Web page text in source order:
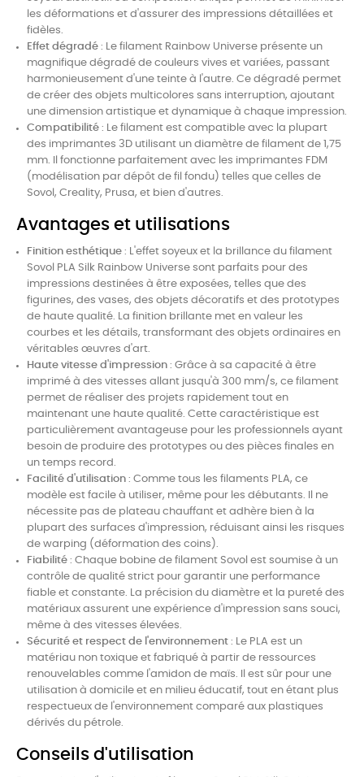
les déformations et d'assurer des impressions détaillées et
fidèles.
Effet dégradé : Le filament Rainbow Universe présente un
magnifique dégradé de couleurs vives et variées, passant
harmonieusement d'une teinte à l'autre. Ce dégradé permet
de créer des objets multicolores sans interruption, ajoutant
une dimension artistique et dynamique à chaque impression.
Compatibilité : Le filament est compatible avec la plupart
des imprimantes 3D utilisant un diamètre de filament de 1,75
mm. Il fonctionne parfaitement avec les imprimantes FDM
(modélisation par dépôt de fil fondu) telles que celles de
Sovol, Creality, Prusa, et bien d'autres.
Avantages et utilisations
Finition esthétique : L'effet soyeux et la brillance du filament
Sovol PLA Silk Rainbow Universe sont parfaits pour des
impressions destinées à être exposées, telles que des
figurines, des vases, des objets décoratifs et des prototypes
de haute qualité. La finition brillante met en valeur les
courbes et les détails, transformant des objets ordinaires en
véritables œuvres d'art.
Haute vitesse d'impression : Grâce à sa capacité à être
imprimé à des vitesses allant jusqu'à 300 mm/s, ce filament
permet de réaliser des projets rapidement tout en
maintenant une haute qualité. Cette caractéristique est
particulièrement avantageuse pour les professionnels ayant
besoin de produire des prototypes ou des pièces finales en
un temps record.
Facilité d'utilisation : Comme tous les filaments PLA, ce
modèle est facile à utiliser, même pour les débutants. Il ne
nécessite pas de plateau chauffant et adhère bien à la
plupart des surfaces d'impression, réduisant ainsi les risques
de warping (déformation des coins).
Fiabilité : Chaque bobine de filament Sovol est soumise à un
contrôle de qualité strict pour garantir une performance
fiable et constante. La précision du diamètre et la pureté des
matériaux assurent une expérience d'impression sans souci,
même à des vitesses élevées.
Sécurité et respect de l'environnement : Le PLA est un
matériau non toxique et fabriqué à partir de ressources
renouvelables comme l'amidon de maïs. Il est sûr pour une
utilisation à domicile et en milieu éducatif, tout en étant plus
respectueux de l'environnement comparé aux plastiques
dérivés du pétrole.
Conseils d'utilisation